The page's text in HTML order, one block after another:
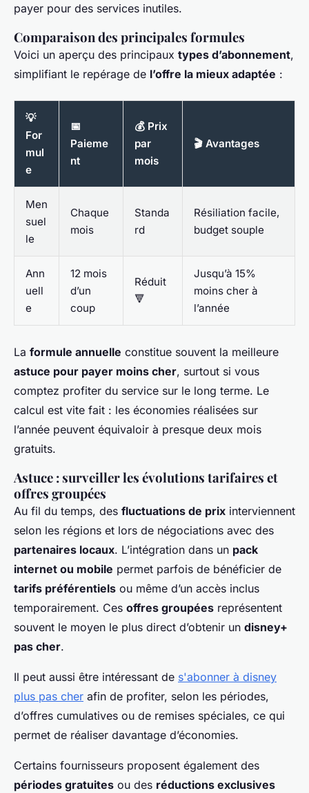
payer pour des services inutiles.
Comparaison des principales formules
Voici un aperçu des principaux types d’abonnement,
simplifiant le repérage de l’offre la mieux adaptée :
💡
For
mul
e
📅
Paieme
nt
💰 Prix
par
mois
🎬 Avantages
Men
suel
le
Chaque
mois
Standa
rd
Résiliation facile,
budget souple
Ann
uell
e
12 mois
d’un
coup
Réduit
🔻
Jusqu’à 15%
moins cher à
l’année
La formule annuelle constitue souvent la meilleure
astuce pour payer moins cher, surtout si vous
comptez profiter du service sur le long terme. Le
calcul est vite fait : les économies réalisées sur
l’année peuvent équivaloir à presque deux mois
gratuits.
Astuce : surveiller les évolutions tarifaires et
offres groupées
Au fil du temps, des fluctuations de prix interviennent
selon les régions et lors de négociations avec des
partenaires locaux. L’intégration dans un pack
internet ou mobile permet parfois de bénéficier de
tarifs préférentiels ou même d’un accès inclus
temporairement. Ces offres groupées représentent
souvent le moyen le plus direct d’obtenir un disney+
pas cher.
Il peut aussi être intéressant de s'abonner à disney
plus pas cher afin de profiter, selon les périodes,
d’offres cumulatives ou de remises spéciales, ce qui
permet de réaliser davantage d’économies.
Certains fournisseurs proposent également des
périodes gratuites ou des réductions exclusives